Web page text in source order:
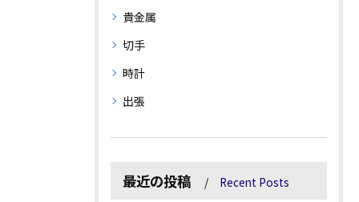
貴金属
切手
時計
出張
最近の投稿 Recent Posts